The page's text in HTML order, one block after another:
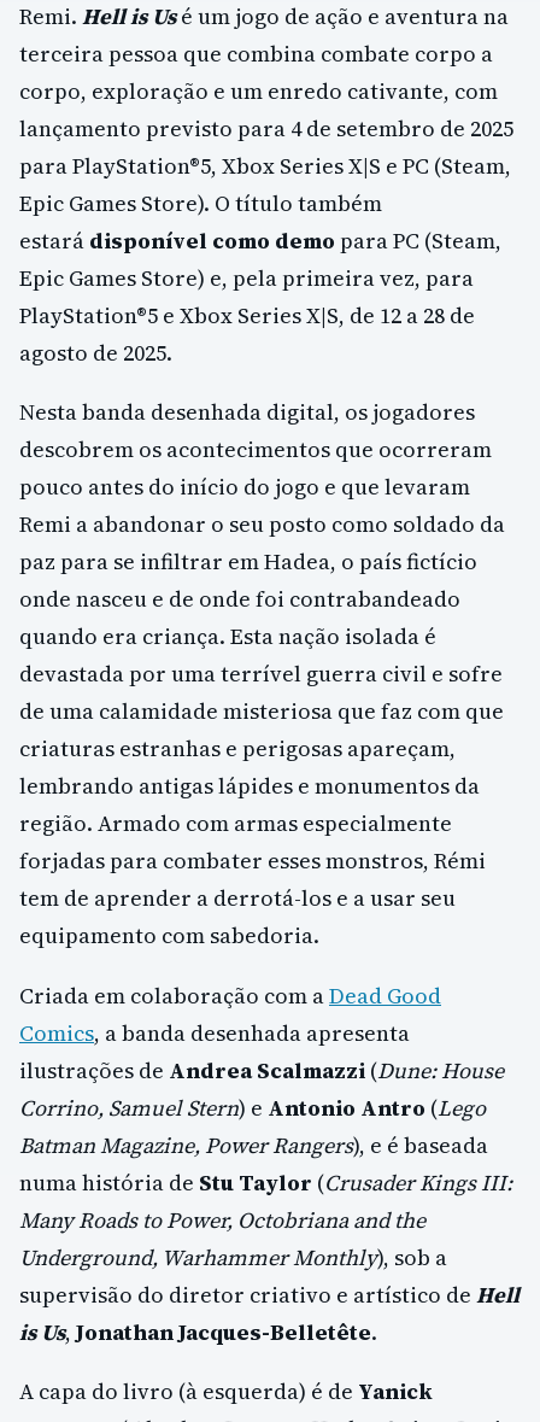
Remi. Hell is Usé um jogo de ação e aventura na
terceira pessoa que combina combate corpo a
corpo, exploração e um enredo cativante, com
lançamento previsto para 4 de setembro de 2025
para PlayStation®5, Xbox Series X|S e PC (Steam,
Epic Games Store). O título também
estará disponível como demo para PC (Steam,
Epic Games Store) e, pela primeira vez, para
PlayStation®5 e Xbox Series X|S, de 12 a 28 de
agosto de 2025.
Nesta banda desenhada digital, os jogadores
descobrem os acontecimentos que ocorreram
pouco antes do início do jogo e que levaram
Remi a abandonar o seu posto como soldado da
paz para se infiltrar em Hadea, o país fictício
onde nasceu e de onde foi contrabandeado
quando era criança. Esta nação isolada é
devastada por uma terrível guerra civil e sofre
de uma calamidade misteriosa que faz com que
criaturas estranhas e perigosas apareçam,
lembrando antigas lápides e monumentos da
região. Armado com armas especialmente
forjadas para combater esses monstros, Rémi
tem de aprender a derrotá-los e a usar seu
equipamento com sabedoria.
Criada em colaboração com aDead Good
Comics, a banda desenhada apresenta
ilustrações de Andrea Scalmazzi (Dune: House
Corrino, Samuel Stern) e Antonio Antro (Lego
Batman Magazine, Power Rangers), e é baseada
numa história de Stu Taylor (Crusader Kings III:
Many Roads to Power, Octobriana and the
Underground, Warhammer Monthly), sob a
supervisão do diretor criativo e artístico de Hell
is Us, Jonathan Jacques-Belletête.
A capa do livro (à esquerda) é de Yanick